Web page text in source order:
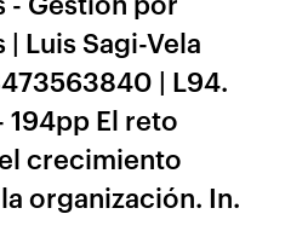
Luis Sagi-Vela
| L94.
194pp El reto
crecimiento
organización. In.